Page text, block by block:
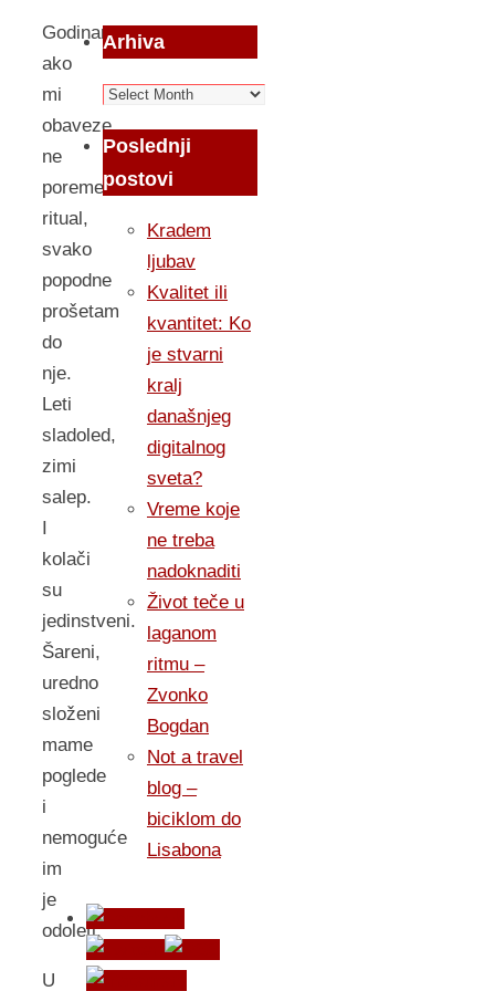
Godinama,
ako
mi
obaveze
ne
poremete
ritual,
svako
popodne
prošetam
do
nje.
Leti
sladoled,
zimi
salep.
I
kolači
su
jedinstveni.
Šareni,
uredno
složeni
mame
poglede
i
nemoguće
im
je
odoleti.
U
Arhiva
Arhiva
Poslednji
postovi
Kradem
ljubav
Kvalitet ili
kvantitet: Ko
je stvarni
kralj
današnjeg
digitalnog
sveta?
Vreme koje
ne treba
nadoknaditi
Život teče u
laganom
ritmu –
Zvonko
Bogdan
Not a travel
blog –
biciklom do
Lisabona